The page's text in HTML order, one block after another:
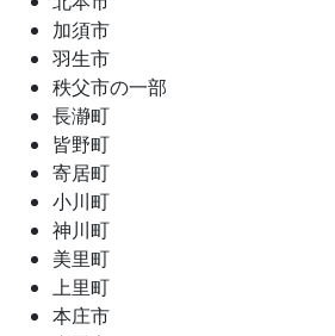
加須市
羽生市
秩父市の一部
長瀞町
皆野町
寄居町
小川町
神川町
美里町
上里町
本庄市